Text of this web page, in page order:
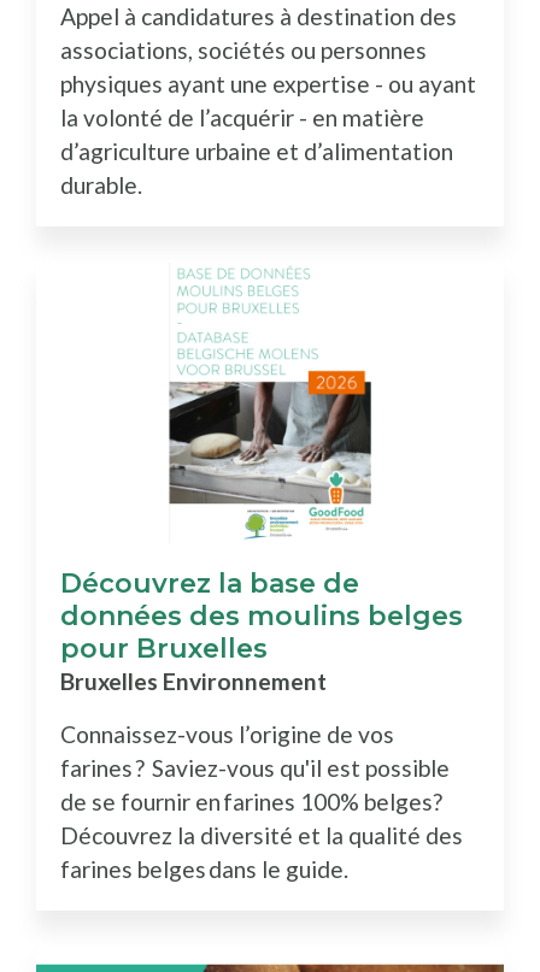
Appel à candidatures à destination des
associations, sociétés ou personnes
physiques ayant une expertise - ou ayant
la volonté de l’acquérir - en matière
d’agriculture urbaine et d’alimentation
durable.
Découvrez la base de
données des moulins belges
pour Bruxelles
Bruxelles Environnement
Connaissez-vous l’origine de vos
farines ? Saviez-vous qu'il est possible
de se fournir en farines 100% belges?
Découvrez la diversité et la qualité des
farines belges dans le guide.